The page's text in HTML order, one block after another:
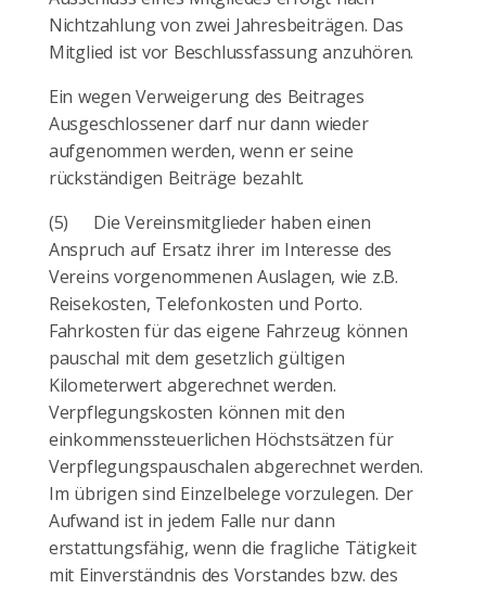
Nichtzahlung von zwei Jahresbeiträgen. Das
Mitglied ist vor Beschlussfassung anzuhören.
Ein wegen Verweigerung des Beitrages
Ausgeschlossener darf nur dann wieder
aufgenommen werden, wenn er seine
rückständigen Beiträge bezahlt.
(5) Die Vereinsmitglieder haben einen
Anspruch auf Ersatz ihrer im Interesse des
Vereins vorgenommenen Auslagen, wie z.B.
Reisekosten, Telefonkosten und Porto.
Fahrkosten für das eigene Fahrzeug können
pauschal mit dem gesetzlich gültigen
Kilometerwert abgerechnet werden.
Verpflegungskosten können mit den
einkommenssteuerlichen Höchstsätzen für
Verpflegungspauschalen abgerechnet werden.
Im übrigen sind Einzelbelege vorzulegen. Der
Aufwand ist in jedem Falle nur dann
erstattungsfähig, wenn die fragliche Tätigkeit
mit Einverständnis des Vorstandes bzw. des